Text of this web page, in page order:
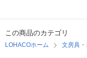
この商品のカテゴリ
LOHACOホーム 文房具